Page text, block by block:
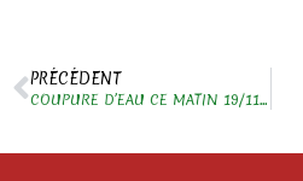
PRÉCÉDENT
COUPURE D’EAU CE MATIN 19/11/2024